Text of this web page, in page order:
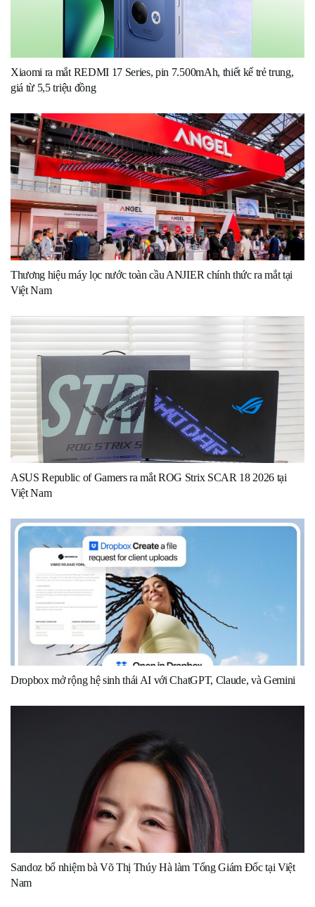
Xiaomi ra mắt REDMI 17 Series, pin 7.500mAh, thiết kế trẻ trung,
giá từ 5,5 triệu đồng
Thương hiệu máy lọc nước toàn cầu ANJIER chính thức ra mắt tại
Việt Nam
ASUS Republic of Gamers ra mắt ROG Strix SCAR 18 2026 tại
Việt Nam
Dropbox mở rộng hệ sinh thái AI với ChatGPT, Claude, và Gemini
Sandoz bổ nhiệm bà Võ Thị Thúy Hà làm Tổng Giám Đốc tại Việt
Nam